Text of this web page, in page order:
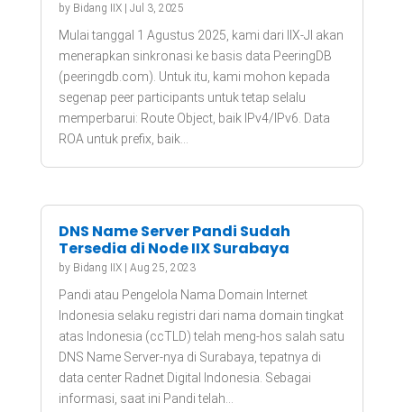
by Bidang IIX| Jul 3, 2025
Mulai tanggal 1 Agustus 2025, kami dari IIX-JI akan
menerapkan sinkronasi ke basis data PeeringDB
(peeringdb.com). Untuk itu, kami mohon kepada
segenap peer participants untuk tetap selalu
memperbarui: Route Object, baik IPv4/IPv6. Data
ROA untuk prefix, baik...
DNS Name Server Pandi Sudah
Tersedia di Node IIX Surabaya
by Bidang IIX| Aug 25, 2023
Pandi atau Pengelola Nama Domain Internet
Indonesia selaku registri dari nama domain tingkat
atas Indonesia (ccTLD) telah meng-hos salah satu
DNS Name Server-nya di Surabaya, tepatnya di
data center Radnet Digital Indonesia. Sebagai
informasi, saat ini Pandi telah...